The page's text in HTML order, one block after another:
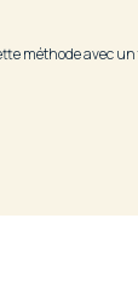
méthode avec